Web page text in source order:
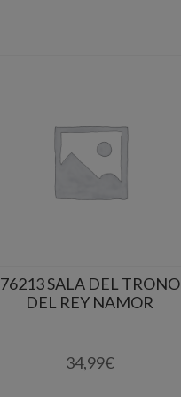
76213 SALA DEL TRONO
DEL REY NAMOR
34,99€